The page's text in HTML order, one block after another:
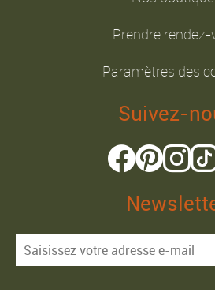
Prendre
Paramètres des
Suivez-